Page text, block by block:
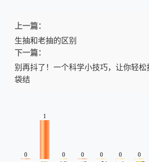
上一篇：
生抽和老抽的区别
下一篇：
别再抖了！一个科学小技巧，让你轻
袋结